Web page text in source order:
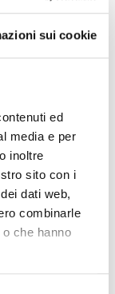
sui cookie
ed
media e per
inoltre
sito con i
dati web,
combinarle
che hanno
Risparmio di
il rimborso totale
Per l’anno
a
di studenti
la